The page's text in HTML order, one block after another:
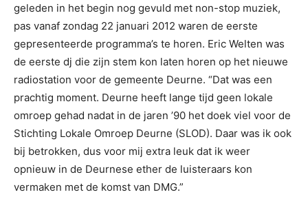
geleden in het begin nog gevuld met non-stop muziek,
pas vanaf zondag 22 januari 2012 waren de eerste
gepresenteerde programma’s te horen. Eric Welten was
de eerste dj die zijn stem kon laten horen op het nieuwe
radiostation voor de gemeente Deurne. “Dat was een
prachtig moment. Deurne heeft lange tijd geen lokale
omroep gehad nadat in de jaren ’90 het doek viel voor de
Stichting Lokale Omroep Deurne (SLOD). Daar was ik ook
bij betrokken, dus voor mij extra leuk dat ik weer
opnieuw in de Deurnese ether de luisteraars kon
vermaken met de komst van DMG.”